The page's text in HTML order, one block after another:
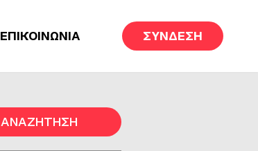
ΕΠΙΚΟΙΝΩΝΙΑ ΣΥΝΔΕΣΗ